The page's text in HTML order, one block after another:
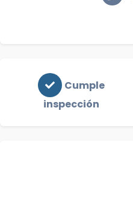
Cumple
inspección